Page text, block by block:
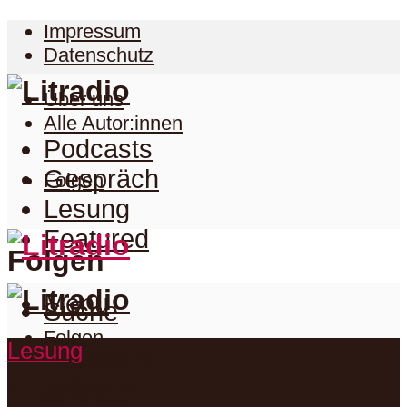
Impressum
Datenschutz
Über uns
Alle Autor:innen
Folgen
Folgen
Folgen
Facebook
Podcasts
Gespräch
Lesung
Featured
Menu
Suche
Podcasts
Lesung